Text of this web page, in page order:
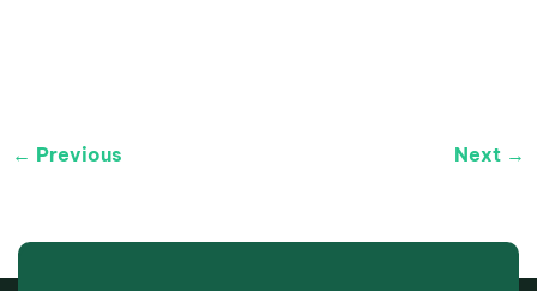
← Previous Next →